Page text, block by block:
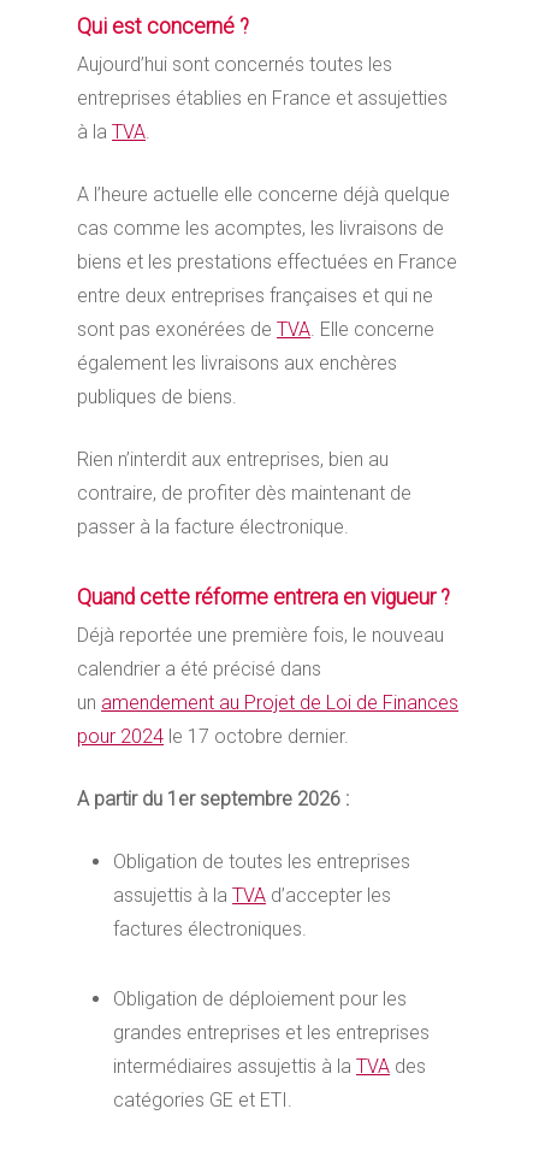
Qui est concerné ?
Aujourd’hui sont concernés toutes les
entreprises établies en France et assujetties
à laTVA.
A l’heure actuelle elle concerne déjà quelque
cas comme les acomptes, les livraisons de
biens et les prestations effectuées en France
entre deux entreprises françaises et qui ne
sont pas exonérées deTVA. Elle concerne
également les livraisons aux enchères
publiques de biens.
Rien n’interdit aux entreprises, bien au
contraire, de profiter dès maintenant de
passer à la facture électronique.
Quand cette réforme entrera en vigueur ?
Déjà reportée une première fois, le nouveau
calendrier a été précisé dans
un amendement au Projet de Loi de Finances
pour 2024 le 17 octobre dernier.
A partir du 1er septembre 2026 :
Obligation de toutes les entreprises
assujettis à laTVA d’accepter les
factures électroniques.
Obligation de déploiement pour les
grandes entreprises et les entreprises
intermédiaires assujettis à laTVA des
catégories GE et ETI.